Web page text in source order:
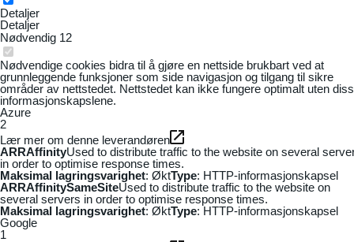
Detaljer
Detaljer
Nødvendig 12
Nødvendige cookies bidra til å gjøre en nettside brukbart ved at
grunnleggende funksjoner som side navigasjon og tilgang til sikre
områder av nettstedet. Nettstedet kan ikke fungere optimalt uten
informasjonskapslene.
Azure
2
Lær mer om denne leverandøren
ARRAffinityUsed to distribute traffic to the website on several
in order to optimise response times.
Maksimal lagringsvarighet: ØktType: HTTP-informasjonskapsel
ARRAffinitySameSiteUsed to distribute traffic to the website on
several servers in order to optimise response times.
Maksimal lagringsvarighet: ØktType: HTTP-informasjonskapsel
Google
1